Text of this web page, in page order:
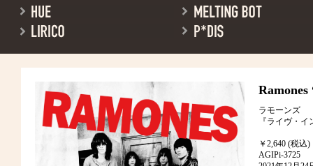
Ramones
ラモーンズ
『ライヴ・
￥2,640 (税込)
AGIPi-3725